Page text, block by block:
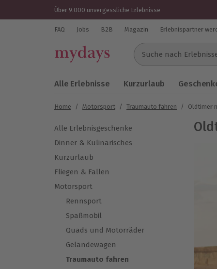
Über 9.000 unvergessliche Erlebnisse
FAQ Jobs B2B Magazin Erlebnispartner
Suche nach
Alle Erlebnisse Kurzurlaub
Home / Motorsport / Traumauto fahren / Oldtimer
Alle Erlebnisgeschenke
Dinner & Kulinarisches
Kurzurlaub
Fliegen & Fallen
Motorsport
Rennsport
Spaßmobil
Quads und Motorräder
Geländewagen
Traumauto fahren